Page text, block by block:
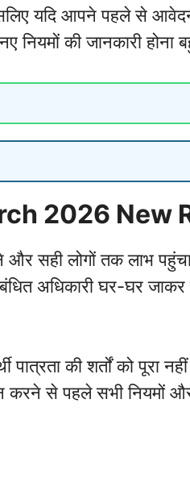
यदि आपने पहले से
की जानकारी होना
2026 New
और सही लोगों तक लाभ
अधिकारी घर-घर जाकर
पात्रता की शर्तों को पूरा
करने से पहले सभी नियमों और